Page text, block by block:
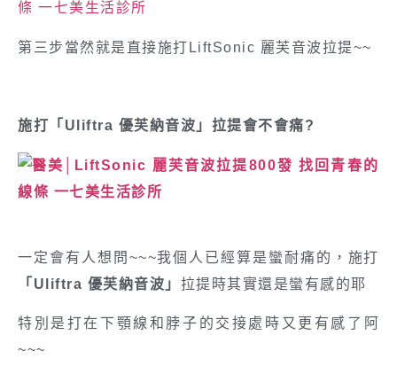
第三步當然就是直接施打LiftSonic 麗芙音波拉提~~
施打「Uliftra 優芙納音波」拉提會不會痛?
一定會有人想問~~~我個人已經算是蠻耐痛的，施打
「Uliftra 優芙納音波」 拉提時其實還是蠻有感的耶
特別是打在下顎線和脖子的交接處時又更有感了阿
~~~